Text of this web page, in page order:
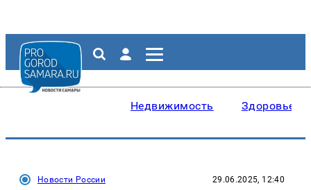
Недвижимость Здоровье
Новости России 29.06.2025, 12:40